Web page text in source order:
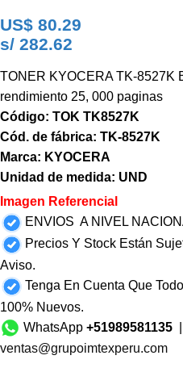
US$ 80.29
s/ 282.62
TONER KYOCERA TK-8527K
rendimiento 25, 000 paginas
Código: TOK TK8527K
Cód. de fábrica: TK-8527K
Marca: KYOCERA
Unidad de medida: UND
Imagen Referencial
ENVIOS A NIVEL
Precios Y Stock Están
Aviso.
Tenga En Cuenta Que
100% Nuevos.
WhatsApp +51989581135
ventas@grupoimtexperu.com